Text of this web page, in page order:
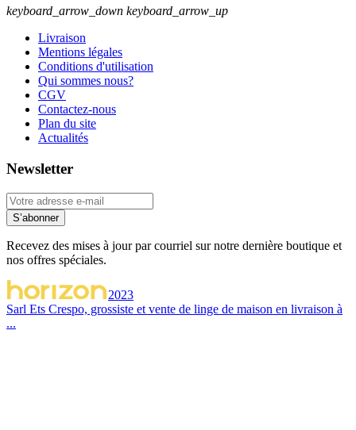
keyboard_arrow_down keyboard_arrow_up
Livraison
Mentions légales
Conditions d'utilisation
Qui sommes nous?
CGV
Contactez-nous
Plan du site
Actualités
Newsletter
S’abonner
Recevez des mises à jour par courriel sur notre dernière boutique et
nos offres spéciales.
2023
Sarl Ets Crespo, grossiste et vente de linge de maison en livraison à
...